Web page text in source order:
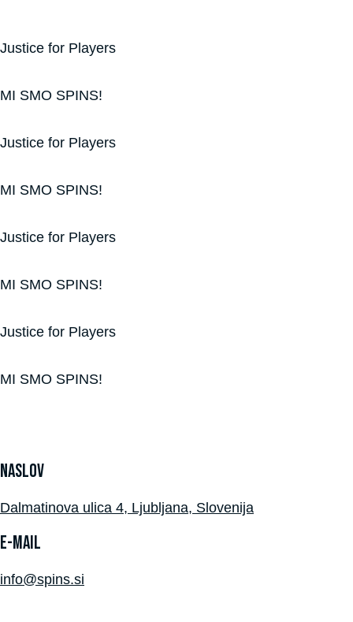
Justice for Players
MI SMO SPINS!
Justice for Players
MI SMO SPINS!
Justice for Players
MI SMO SPINS!
Justice for Players
MI SMO SPINS!
naslov
Dalmatinova ulica 4, Ljubljana, Slovenija
E-MAIL
info@spins.si